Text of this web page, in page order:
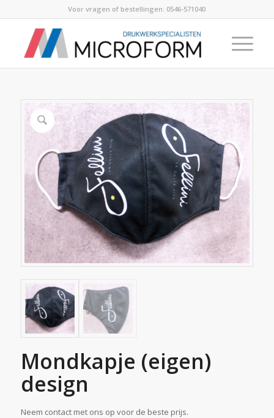
Voor vragen of bestellingen: 0546-571040
Mondkapje (eigen)
design
Neem contact met ons op voor de beste prijs.